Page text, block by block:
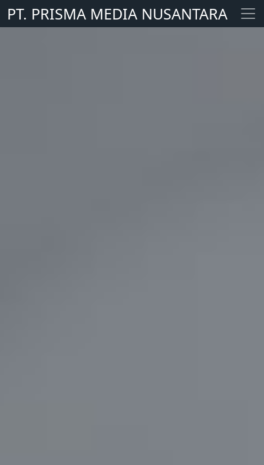
PT. PRISMA MEDIA NUSANTARA